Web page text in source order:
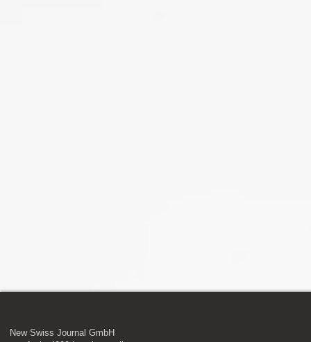
New Swiss Journal GmbH